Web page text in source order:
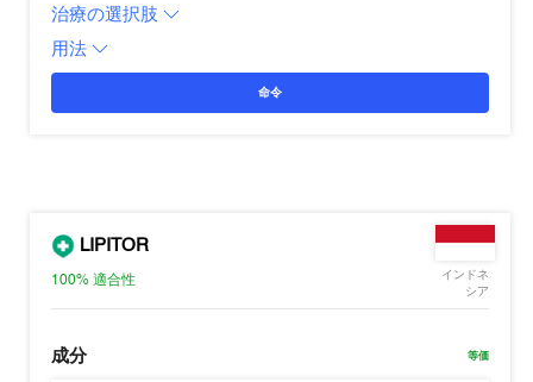
治療の選択肢
用法
命令
LIPITOR
100%適合性
インドネ
シア
成分 等価